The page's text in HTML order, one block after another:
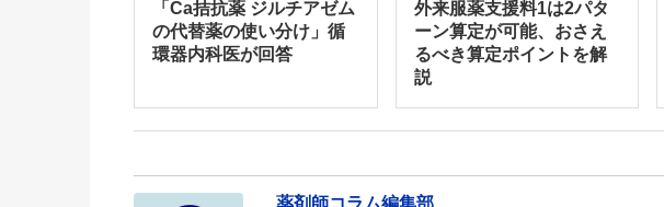
「Ca拮抗薬 ジルチアゼム
の代替薬の使い分け」循
環器内科医が回答
外来服薬支援料1は2パタ
ーン算定が可能、おさえ
るべき算定ポイントを解
説